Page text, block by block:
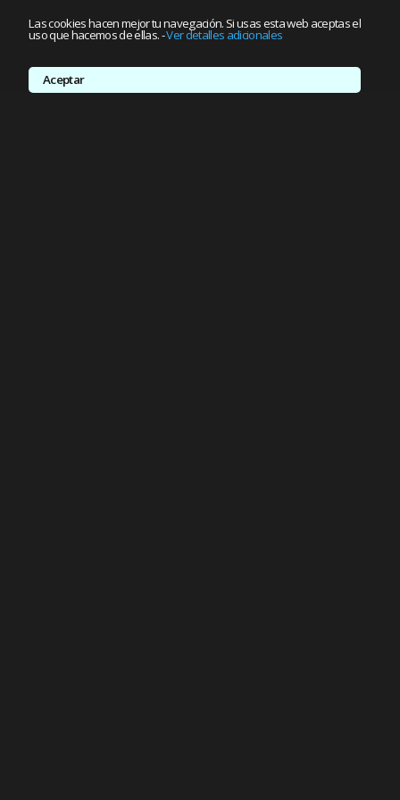
Las cookies hacen mejor tu navegación. Si usas esta web aceptas el
uso que hacemos de ellas.-Ver detalles adicionales
Aceptar